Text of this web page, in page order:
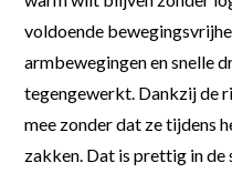
voldoende
armbewegingen en snelle
tegengewerkt. Dankzij de
mee zonder dat ze tijdens
zakken. Dat is prettig in